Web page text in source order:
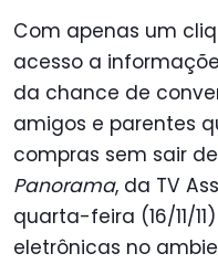
Com apenas um
acesso a
da chance de
amigos e parentes
compras sem sair
Panorama, da TV
quarta-feira (16/11/
eletrônicas no